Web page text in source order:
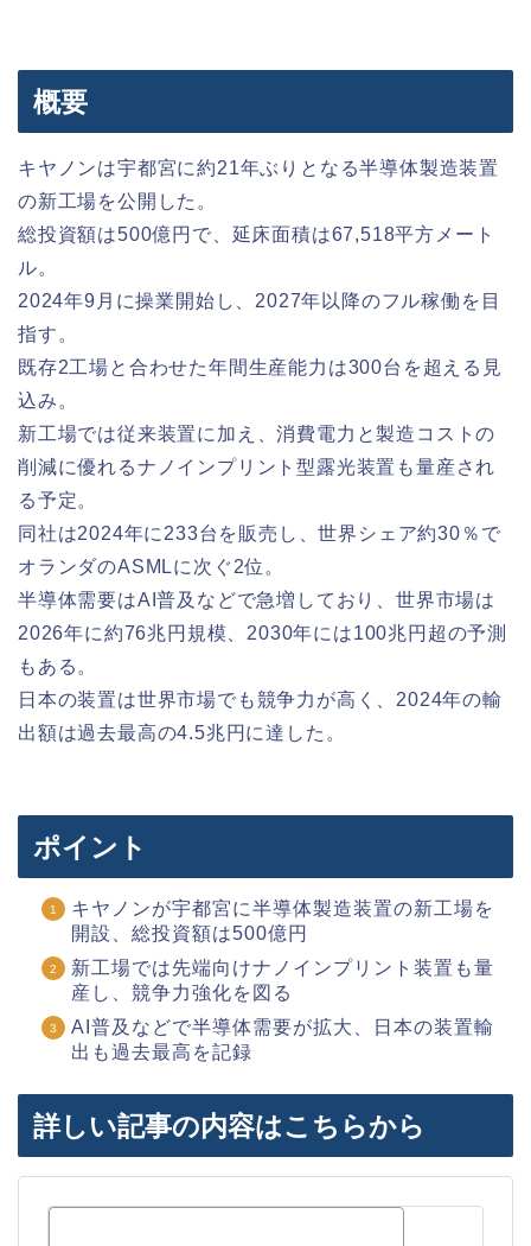
概要
キヤノンは宇都宮に約21年ぶりとなる半導体製造装置
の新工場を公開した。
総投資額は500億円で、延床面積は67,518平方メート
ル。
2024年9月に操業開始し、2027年以降のフル稼働を目
指す。
既存2工場と合わせた年間生産能力は300台を超える見
込み。
新工場では従来装置に加え、消費電力と製造コストの
削減に優れるナノインプリント型露光装置も量産され
る予定。
同社は2024年に233台を販売し、世界シェア約30％で
オランダのASMLに次ぐ2位。
半導体需要はAI普及などで急増しており、世界市場は
2026年に約76兆円規模、2030年には100兆円超の予測
もある。
日本の装置は世界市場でも競争力が高く、2024年の輸
出額は過去最高の4.5兆円に達した。
ポイント
キヤノンが宇都宮に半導体製造装置の新工場を
開設、総投資額は500億円
新工場では先端向けナノインプリント装置も量
産し、競争力強化を図る
AI普及などで半導体需要が拡大、日本の装置輸
出も過去最高を記録
詳しい記事の内容はこちらから